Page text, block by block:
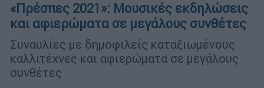
«Πρέσπες 2021»: Μουσικές εκδηλώσεις
και αφιερώματα σε μεγάλους συνθέτες
Συναυλίες με δημοφιλείς καταξιωμένους
καλλιτέχνες και αφιερώματα σε μεγάλους
συνθέτες